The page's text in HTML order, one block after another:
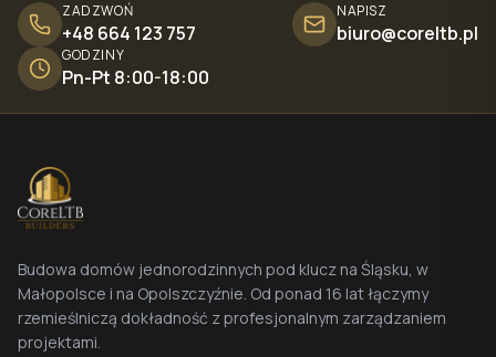
ZADZWOŃ
+48 664 123 757
NAPISZ
biuro@coreltb.pl
GODZINY
Pn-Pt 8:00-18:00
Budowa domów jednorodzinnych pod klucz na Śląsku, w
Małopolsce i na Opolszczyźnie. Od ponad 16 lat łączymy
rzemieślniczą dokładność z profesjonalnym zarządzaniem
projektami.